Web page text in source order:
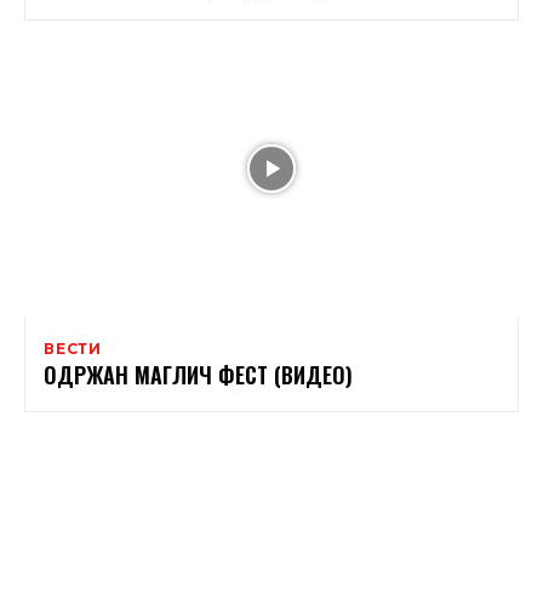
ВЕСТИ
ОДРЖАН МАГЛИЧ ФЕСТ (ВИДЕО)